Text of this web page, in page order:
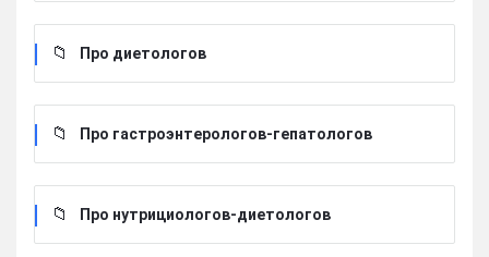
Про диетологов
Про гастроэнтерологов-гепатологов
Про нутрициологов-диетологов